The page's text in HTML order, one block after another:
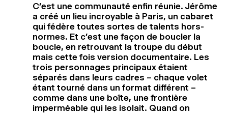
C’est une communauté enfin réunie. Jérôme
a créé un lieu incroyable à Paris, un cabaret
qui fédère toutes sortes de talents hors-
normes. Et c’est une façon de boucler la
boucle, en retrouvant la troupe du début
mais cette fois version documentaire. Les
trois personnages principaux étaient
séparés dans leurs cadres – chaque volet
étant tourné dans un format différent –
comme dans une boîte, une frontière
imperméable qui les isolait. Quand on